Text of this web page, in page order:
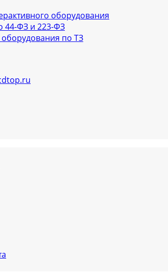
оборудования
44-ФЗ и 223-ФЗ
оборудования по ТЗ